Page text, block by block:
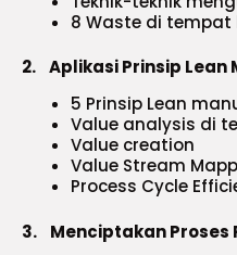
8 Waste di tempat
2. Aplikasi Prinsip
5 Prinsip Lean
Value analysis di
Value creation
Value Stream
Process Cycle
3.
Menciptakan Proses